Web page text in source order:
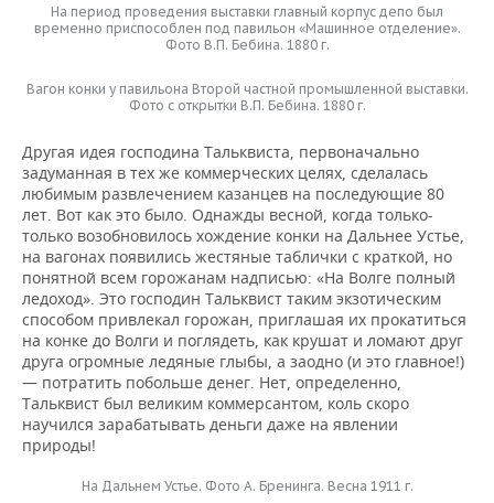
На период проведения выставки главный корпус депо был
временно приспособлен под павильон «Машинное отделение».
Фото В.П. Бебина. 1880 г.
Вагон конки у павильона Второй частной промышленной выставки.
Фото с открытки В.П. Бебина. 1880 г.
Другая идея господина Тальквиста, первоначально
задуманная в тех же коммерческих целях, сделалась
любимым развлечением казанцев на последующие 80
лет. Вот как это было. Однажды весной, когда только-
только возобновилось хождение конки на Дальнее Устье,
на вагонах появились жестяные таблички с краткой, но
понятной всем горожанам надписью: «На Волге полный
ледоход». Это господин Тальквист таким экзотическим
способом привлекал горожан, приглашая их прокатиться
на конке до Волги и поглядеть, как крушат и ломают друг
друга огромные ледяные глыбы, а заодно (и это главное!)
— потратить побольше денег. Нет, определенно,
Тальквист был великим коммерсантом, коль скоро
научился зарабатывать деньги даже на явлении
природы!
На Дальнем Устье. Фото А. Бренинга. Весна 1911 г.